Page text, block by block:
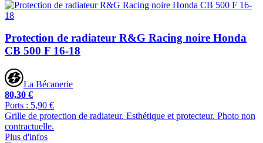
Protection de radiateur R&G Racing noire Honda
CB 500 F 16-18
La Bécanerie
80,30 €
Ports : 5,90 €
Grille de protection de radiateur. Esthétique et protecteur. Photo non
contractuelle.
Plus d'infos